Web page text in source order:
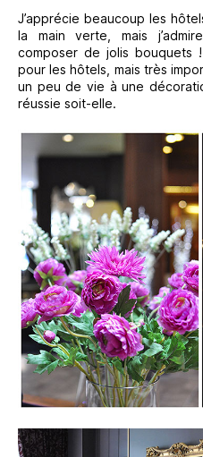
J’apprécie beaucoup les
la main verte, mais
composer de jolis bouquets
pour les hôtels, mais très
un peu de vie à une
réussie soit-elle.